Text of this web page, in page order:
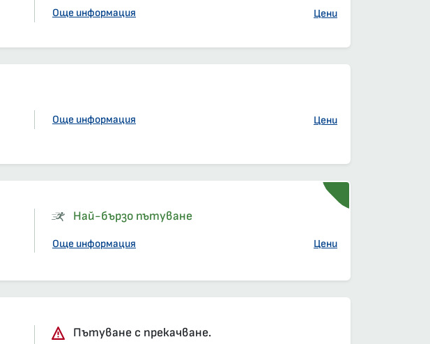
Още информация Цени
Още информация Цени
резервация
класа, салон
Най-бързо пътуване
Още информация Цени
със задължителна резервация
класа, купе
ва класа, купе, задължителна резервация
1-ва и 2-ра класа
Пътуване с прекачване.